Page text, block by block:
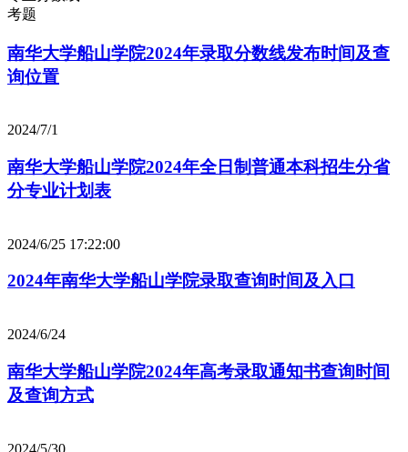
考题
南华大学船山学院2024年录取分数线发布时间及查
询位置
2024/7/1
南华大学船山学院2024年全日制普通本科招生分省
分专业计划表
2024/6/25 17:22:00
2024年南华大学船山学院录取查询时间及入口
2024/6/24
南华大学船山学院2024年高考录取通知书查询时间
及查询方式
2024/5/30